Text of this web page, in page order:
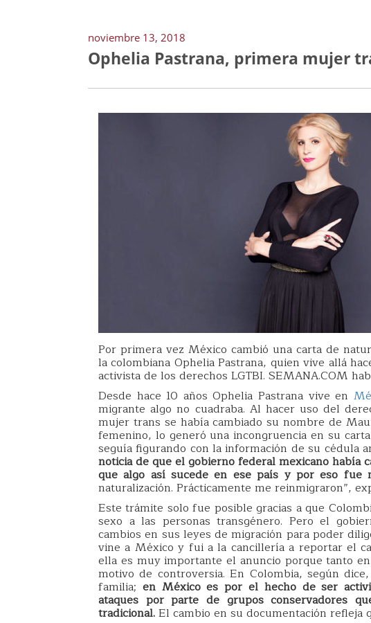
noviembre 13, 2018
Ophelia Pastrana, primera mujer
Por primera vez México cambió una carta de
la colombiana Ophelia Pastrana, quien vive allá
activista de los derechos LGTBI. SEMANA.COM
Desde hace 10 años Ophelia Pastrana vive en
migrante algo no cuadraba. Al hacer uso del
mujer trans se había cambiado su nombre de
femenino, lo generó una incongruencia en su
seguía figurando con la información de su cédula
noticia de que el gobierno federal mexicano había
que algo así sucede en ese país y por eso fue
naturalización. Prácticamente me reinmigraron”,
Este trámite solo fue posible gracias a que
sexo a las personas transgénero. Pero el
cambios en sus leyes de migración para poder
vine a México y fui a la cancillería a reportar el
ella es muy importante el anuncio porque tanto
motivo de controversia. En Colombia, según
familia; en México es por el hecho de ser
ataques por parte de grupos conservadores
tradicional.El cambio en su documentación refleja